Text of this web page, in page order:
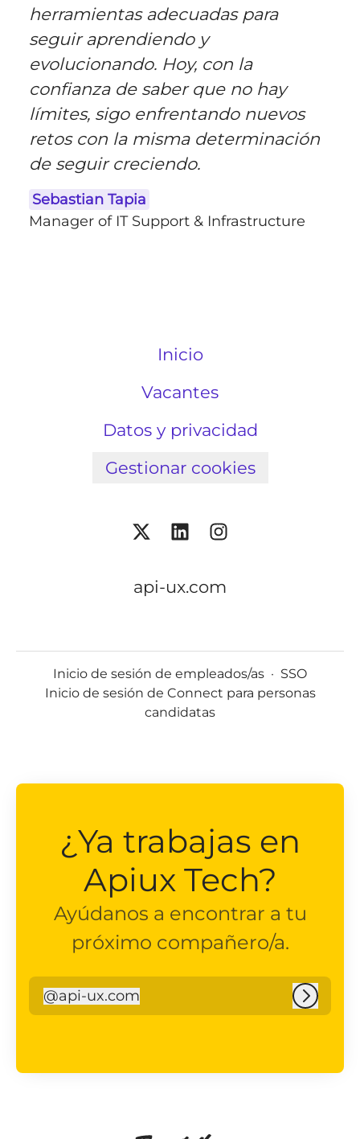
herramientas adecuadas para
seguir aprendiendo y
evolucionando. Hoy, con la
confianza de saber que no hay
límites, sigo enfrentando nuevos
retos con la misma determinación
de seguir creciendo.
Sebastian Tapia
Manager of IT Support & Infrastructure
Inicio
Vacantes
Datos y privacidad
Gestionar cookies
api-ux.com
Inicio de sesión de empleados/as · SSO
Inicio de sesión de Connect para personas
candidatas
¿Ya trabajas en
Apiux Tech?
Ayúdanos a encontrar a tu
próximo compañero/a.
api-ux.com
@api-ux.com Iniciar